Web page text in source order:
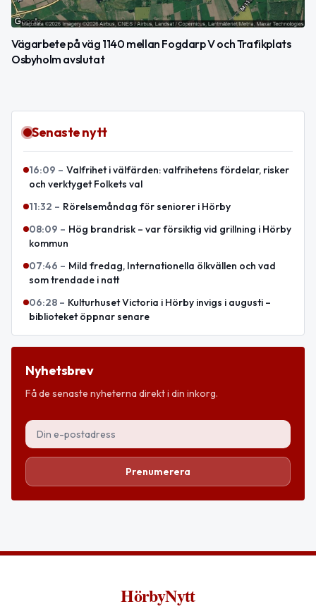
Vägarbete på väg 1140 mellan Fogdarp V och Trafikplats
Osbyholm avslutat
Senaste nytt
16:09 – Valfrihet i välfärden: valfrihetens fördelar, risker
och verktyget Folkets val
11:32 – Rörelsemåndag för seniorer i Hörby
08:09 – Hög brandrisk – var försiktig vid grillning i Hörby
kommun
07:46 – Mild fredag, Internationella ölkvällen och vad
som trendade i natt
06:28 – Kulturhuset Victoria i Hörby invigs i augusti –
biblioteket öppnar senare
Nyhetsbrev
Få de senaste nyheterna direkt i din inkorg.
Prenumerera
HörbyNytt